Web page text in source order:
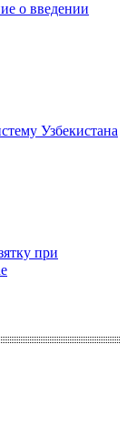
о введении
Узбекистана
при